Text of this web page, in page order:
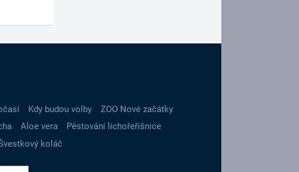
Kdy budou volby
ZOO Nové začátky
Aloe vera
Pěstování lichořeřišnice
koláč